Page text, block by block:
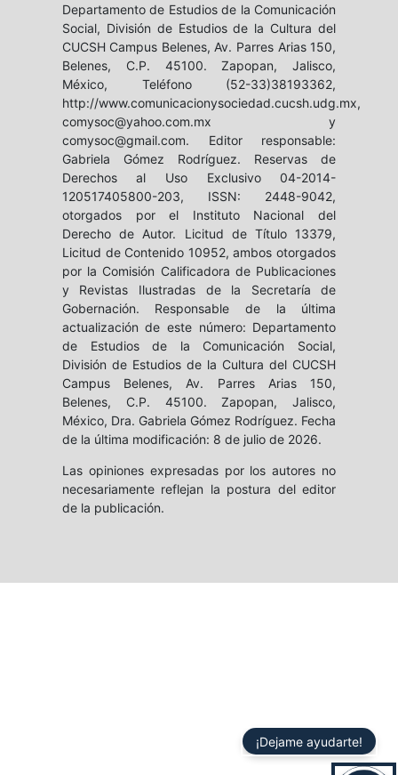
Departamento de Estudios de la Comunicación
Social, División de Estudios de la Cultura del
CUCSH Campus Belenes, Av. Parres Arias 150,
Belenes, C.P. 45100. Zapopan, Jalisco,
México, Teléfono (52-33)38193362,
http://www.comunicacionysociedad.cucsh.udg.mx,
comysoc@yahoo.com.mx y
comysoc@gmail.com. Editor responsable:
Gabriela Gómez Rodríguez. Reservas de
Derechos al Uso Exclusivo 04-2014-
120517405800-203, ISSN: 2448-9042,
otorgados por el Instituto Nacional del
Derecho de Autor. Licitud de Título 13379,
Licitud de Contenido 10952, ambos otorgados
por la Comisión Calificadora de Publicaciones
y Revistas Ilustradas de la Secretaría de
Gobernación. Responsable de la última
actualización de este número: Departamento
de Estudios de la Comunicación Social,
División de Estudios de la Cultura del CUCSH
Campus Belenes, Av. Parres Arias 150,
Belenes, C.P. 45100. Zapopan, Jalisco,
México, Dra. Gabriela Gómez Rodríguez. Fecha
de la última modificación: 8 de julio de 2026.
Las opiniones expresadas por los autores no
necesariamente reflejan la postura del editor
de la publicación.
¡Dejame ayudarte!